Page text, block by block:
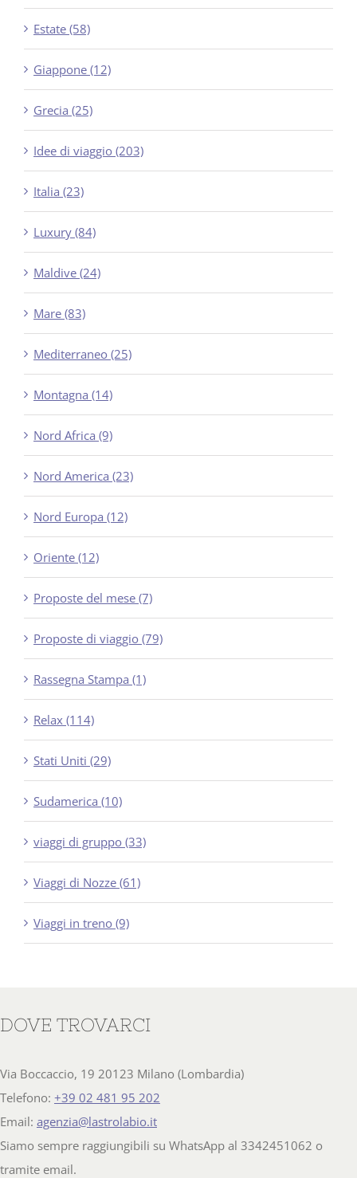
Estate (58)
Giappone (12)
Grecia (25)
Idee di viaggio (203)
Italia (23)
Luxury (84)
Maldive (24)
Mare (83)
Mediterraneo (25)
Montagna (14)
Nord Africa (9)
Nord America (23)
Nord Europa (12)
Oriente (12)
Proposte del mese (7)
Proposte di viaggio (79)
Rassegna Stampa (1)
Relax (114)
Stati Uniti (29)
Sudamerica (10)
viaggi di gruppo (33)
Viaggi di Nozze (61)
Viaggi in treno (9)
DOVE TROVARCI
Via Boccaccio, 19 20123 Milano (Lombardia)
Telefono: +39 02 481 95 202
Email: agenzia@lastrolabio.it
Siamo sempre raggiungibili su WhatsApp al 3342451062 o
tramite email.